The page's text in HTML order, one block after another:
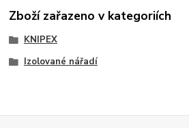
Zboží zařazeno v kategoriích
KNIPEX
Izolované nářadí